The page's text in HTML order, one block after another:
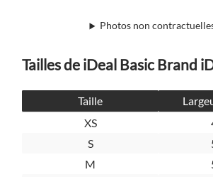
Photos non
Tailles de iDeal Basic Brand
Taille
XS
S
M